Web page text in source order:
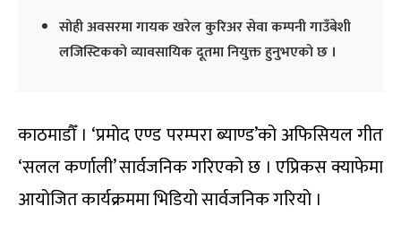
सोही अवसरमा गायक खरेल कुरिअर सेवा कम्पनी गाउँबेशी
लजिस्टिकको व्यावसायिक दूतमा नियुक्त हुनुभएको छ ।
काठमाडौँ । ‘प्रमोद एण्ड परम्परा ब्याण्ड’को अफिसियल गीत
‘सलल कर्णाली’ सार्वजनिक गरिएको छ । एप्रिकस क्याफेमा
आयोजित कार्यक्रममा भिडियो सार्वजनिक गरियो ।